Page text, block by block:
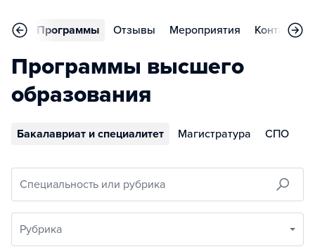
Программы Отзывы Мероприятия Контакты
Программы высшего
образования
Бакалавриат и специалитет Магистратура СПО
Специальность или рубрика
Рубрика